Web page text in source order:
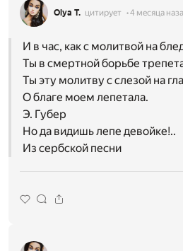
Olya T. цитирует 4 месяца
И в час, как с молитвой на
Ты в смертной борьбе
Ты эту молитву с слезой на
О благе моем лепетала.
Э. Губер
Но да видишь лепе девойке!..
Из сербской песни